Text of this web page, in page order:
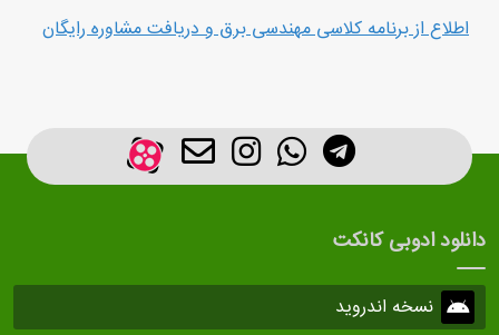
اطلاع از برنامه کلاسی مهندسی برق و دریافت مشاوره رایگان
دانلود ادوبی کانکت
نسخه اندروید